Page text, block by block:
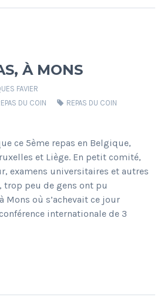
À MONS
FAVIER
DU COIN
REPAS DU COIN
ce 5ème repas en Belgique,
et Liège. En petit comité,
examens universitaires et autres
trop peu de gens ont pu
Mons où s’achevait ce jour
internationale de 3